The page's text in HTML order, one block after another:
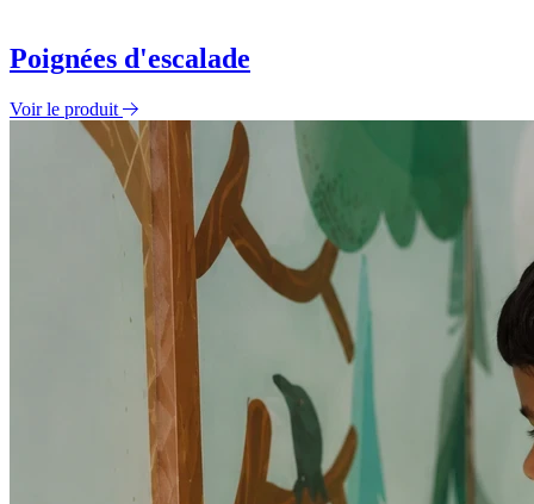
Poignées d'escalade
Voir le produit